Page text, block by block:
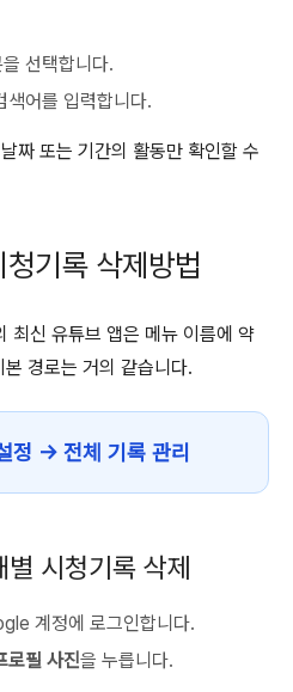
선택합니다.
색어를 입력합니다.
짜 또는 기간의 활동만 확인할 수
기록 삭제방법
최신 유튜브 앱은 메뉴 이름에 약
경로는 거의 같습니다.
정 → 전체 기록 관리
시청기록 삭제
계정에 로그인합니다.
로필 사진을 누릅니다.